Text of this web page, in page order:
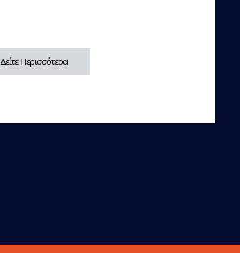
Δείτε Περισσότερα